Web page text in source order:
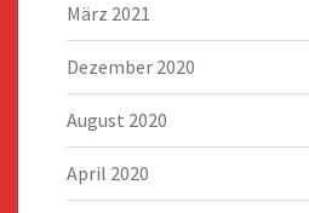
März 2021
Dezember 2020
August 2020
April 2020